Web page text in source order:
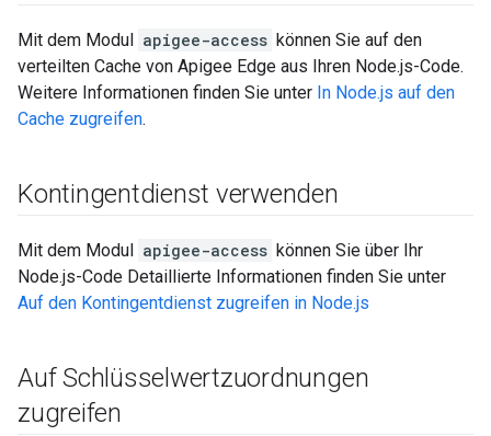
Mit dem Modul apigee-access können Sie auf den
verteilten Cache von Apigee Edge aus Ihren Node.js-Code.
Weitere Informationen finden Sie unter In Node.js auf den
Cache zugreifen.
Kontingentdienst verwenden
Mit dem Modul apigee-access können Sie über Ihr
Node.js-Code Detaillierte Informationen finden Sie unter
Auf den Kontingentdienst zugreifen in Node.js
Auf Schlüsselwertzuordnungen
zugreifen